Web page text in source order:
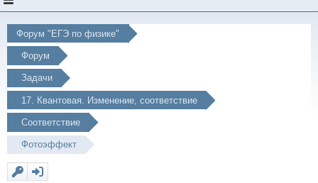
Форум "ЕГЭ по физике"
Форум
Задачи
17. Квантовая. Изменение, соответствие
Соответствие
Фотоэффект